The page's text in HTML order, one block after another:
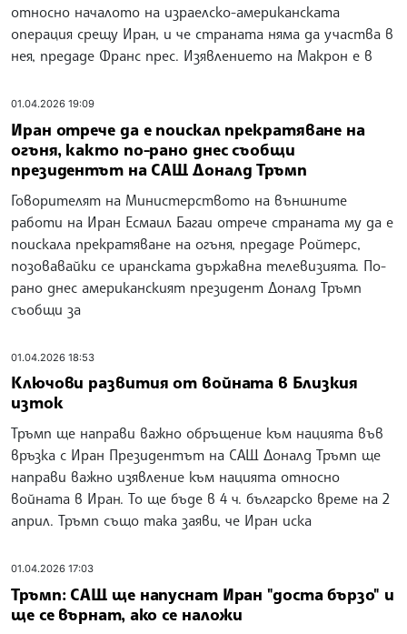
относно началото на израелско-американската
операция срещу Иран, и че страната няма да участва в
нея, предаде Франс прес. Изявлението на Макрон е в
01.04.2026 19:09
Иран отрече да е поискал прекратяване на
огъня, както по-рано днес съобщи
президентът на САЩ Доналд Тръмп
Говорителят на Министерството на външните
работи на Иран Есмаил Багаи отрече страната му да е
поискала прекратяване на огъня, предаде Ройтерс,
позовавайки се иранската държавна телевизията. По-
рано днес американският президент Доналд Тръмп
съобщи за
01.04.2026 18:53
Ключови развития от войната в Близкия
изток
Тръмп ще направи важно обръщение към нацията във
връзка с Иран Президентът на САЩ Доналд Тръмп ще
направи важно изявление към нацията относно
войната в Иран. То ще бъде в 4 ч. българско време на 2
април. Тръмп също така заяви, че Иран иска
01.04.2026 17:03
Тръмп: САЩ ще напуснат Иран "доста бързо" и
ще се върнат, ако се наложи